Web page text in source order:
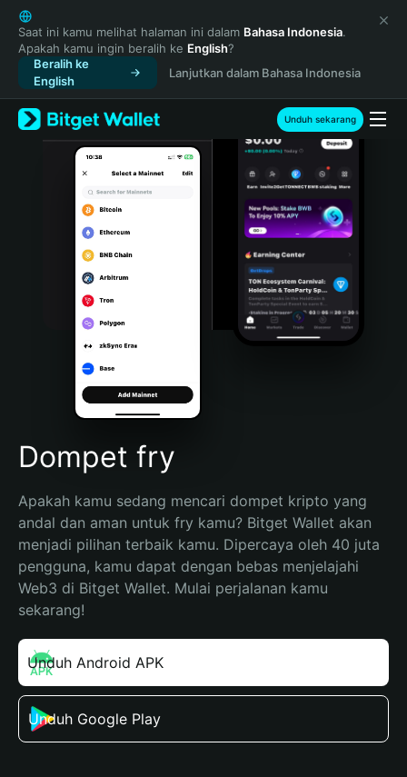
English
日本語
Tiếng Việt
Русский
Español (Latinoamérica)
Türkçe
Italiano
Português (Portugal)
Bahasa Indonesia
Português (Brasil)
Español (Argentina)
Saat ini kamu melihat halaman ini dalam Bahasa Indonesia.
Apakah kamu ingin beralih ke English?
Beralih ke
English
Lanjutkan dalam Bahasa Indonesia
Unduh sekarang
Dompet fry
Apakah kamu sedang mencari dompet kripto yang
andal dan aman untuk fry kamu? Bitget Wallet akan
menjadi pilihan terbaik kamu. Dipercaya oleh 40 juta
pengguna, kamu dapat dengan bebas menjelajahi
Web3 di Bitget Wallet. Mulai perjalanan kamu
sekarang!
Unduh Android APK
Unduh Google Play